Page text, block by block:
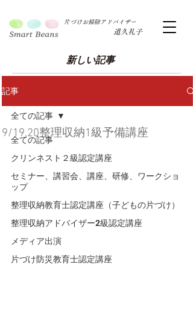
片づけお掃除アドバイザー
道久礼子
新しい記事
記事
全ての記事
クリンネスト２級認定講座
セミナー、講習会、講座、研修、ワークショ
ップ
整理収納教育士認定講座（子どもの片づけ）
整理収納アドバイザー2級認定講座
メディア出演
片づけ防災教育士認定講座
全ての記事
9/19,20整理収納1級予備講座